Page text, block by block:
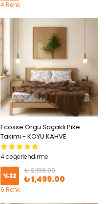
4 Renk
Ecosse Örgü Saçaklı Pike
Takımı - KOYU KAHVE
4 değerlendirme
%32
₺ 2,199.00
₺ 1,499.00
6 Renk